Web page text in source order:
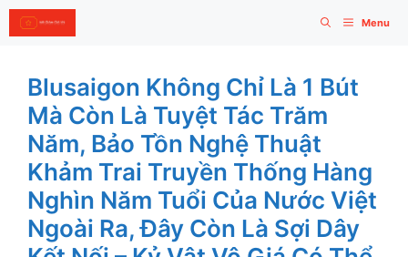
Skip
to
Menu
Blusaigon Không Chỉ Là 1 Bút
Mà Còn Là Tuyệt Tác Trăm
Năm, Bảo Tồn Nghệ Thuật
Khảm Trai Truyền Thống Hàng
Nghìn Năm Tuổi Của Nước Việt
Ngoài Ra, Đây Còn Là Sợi Dây